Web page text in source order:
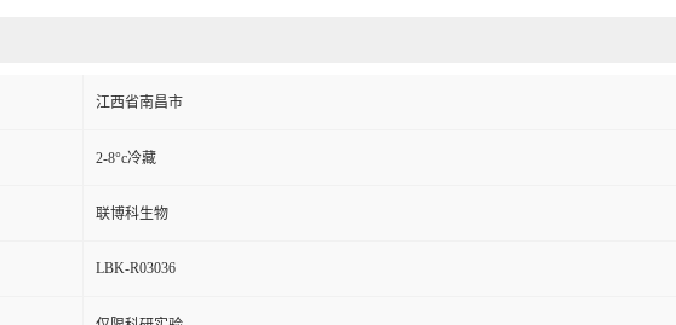
江西省南昌市
2-8°c冷藏
联博科生物
LBK-R03036